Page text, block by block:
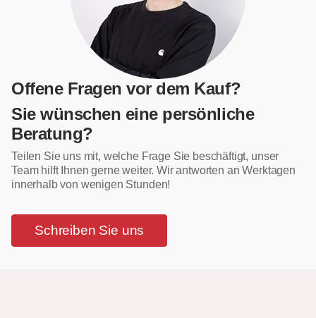
Offene Fragen vor dem Kauf?
Sie wünschen eine persönliche
Beratung?
Teilen Sie uns mit, welche Frage Sie beschäftigt, unser
Team hilft Ihnen gerne weiter. Wir antworten an Werktagen
innerhalb von wenigen Stunden!
Schreiben Sie uns